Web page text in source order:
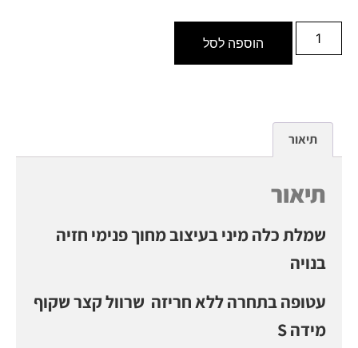
הוספה לסל
תיאור
תיאור
שמלת כלה מיני בעיצוב מחוך פנימי חזיה
בנויה
עטופה בתחרה ללא חריזה שרוול קצר שקוף
מידה S